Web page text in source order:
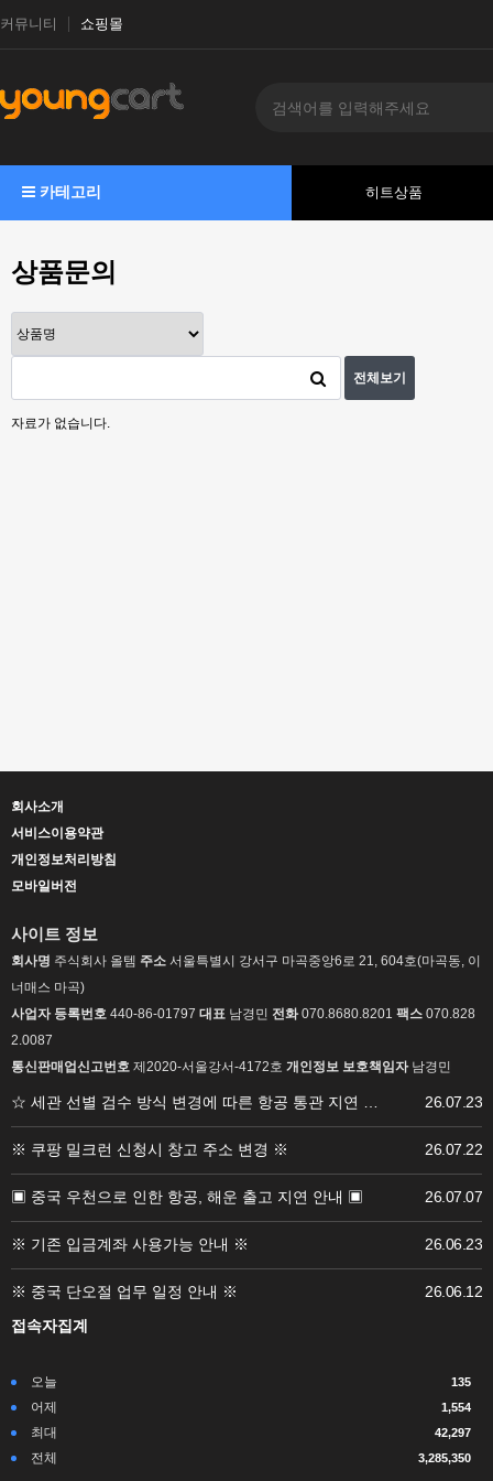
커뮤니티 쇼핑몰
카테고리 히트상품
상품문의
전체보기
자료가 없습니다.
회사소개
서비스이용약관
개인정보처리방침
모바일버전
사이트 정보
회사명 주식회사 올템 주소 서울특별시 강서구 마곡중앙6로 21, 604호(마곡동, 이
너매스 마곡)
사업자 등록번호 440-86-01797 대표 남경민 전화070.8680.8201 팩스 070.828
2.0087
통신판매업신고번호 제2020-서울강서-4172호 개인정보 보호책임자남경민
☆ 세관 선별 검수 방식 변경에 따른 항공 통관 지연 … 26.07.23
※ 쿠팡 밀크런 신청시 창고 주소 변경 ※ 26.07.22
▣ 중국 우천으로 인한 항공, 해운 출고 지연 안내 ▣ 26.07.07
※ 기존 입금계좌 사용가능 안내 ※ 26.06.23
※ 중국 단오절 업무 일정 안내 ※
26.06.12
접속자집계
오늘 135
어제 1,554
최대 42,297
전체 3,285,350